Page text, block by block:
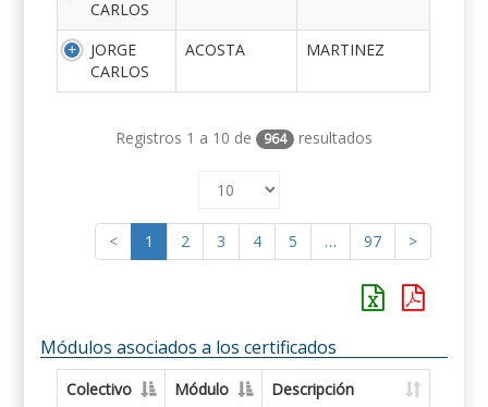
CARLOS
JORGE
CARLOS
ACOSTA MARTINEZ
Registros 1 a 10 de 964 resultados
< 1 2 3 4 5 … 97 >
Módulos asociados a los certificados
Colectivo Módulo
Descripción